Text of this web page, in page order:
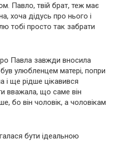
Павло, твій брат, теж має
хоча дідусь про нього і
тобі просто так забрати
Павла завжди вносила
улюбленцем матері, попри
і ще рідше цікавився
вважала, що саме він
бо він чоловік, а чоловікам
бути ідеальною